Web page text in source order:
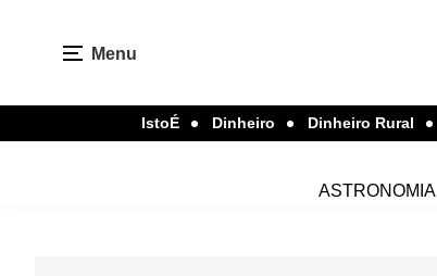
Menu
IstoÉ Dinheiro Dinheiro Rural
ASTRONOMIA